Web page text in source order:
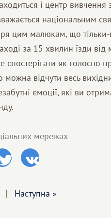
і центр
національним
цим малюкам, що
за 15 хвилин їзди від
як голосно
відчути весь
емоції, які ви
мережах
| Наступна »